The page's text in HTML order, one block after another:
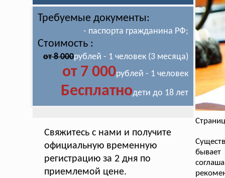
Требуемые документы:
- паспорта гражданина РФ;
Стоимость :
от 8 000рублей - 1 человек (3 месяца)
от 7 000рублей - 1 человек
Бесплатнодети до 18 лет
Свяжитесь с нами и получите
официальную временную
регистрацию за 2 дня по
приемлемой цене.